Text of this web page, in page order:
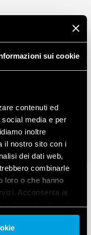
sui cookie
contenuti ed
media e per
inoltre
il nostro sito con i
dei dati web,
combinarle
loro o che hanno
Acconsenta ai